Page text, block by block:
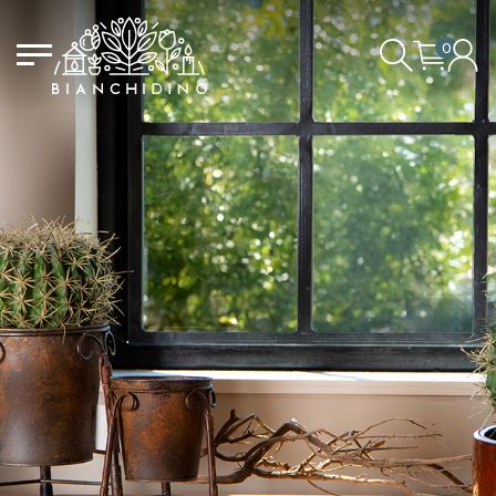
0
DER EINKAUFSWAGEN IST
LEER
LOGIN/REGISTRIEREN